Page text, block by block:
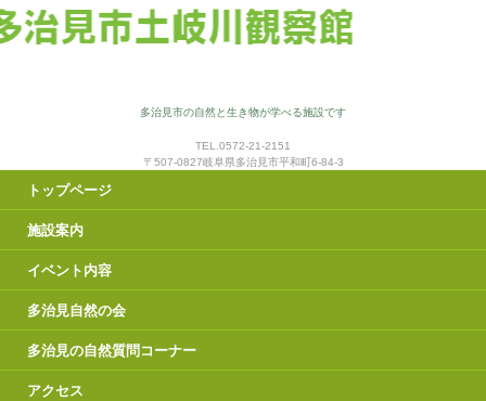
多治見市の自然と生き物が学べる施設です
TEL.0572-21-2151
〒507-0827岐阜県多治見市平和町6-84-3
トップページ
施設案内
イベント内容
多治見自然の会
多治見の自然質問コーナー
アクセス